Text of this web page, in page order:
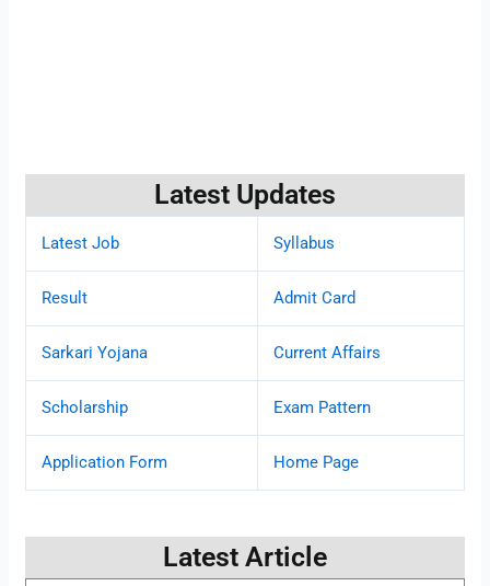
Latest Updates
Latest Job Syllabus
Result Admit Card
Sarkari Yojana Current Affairs
Scholarship Exam Pattern
Application Form Home Page
Latest Article